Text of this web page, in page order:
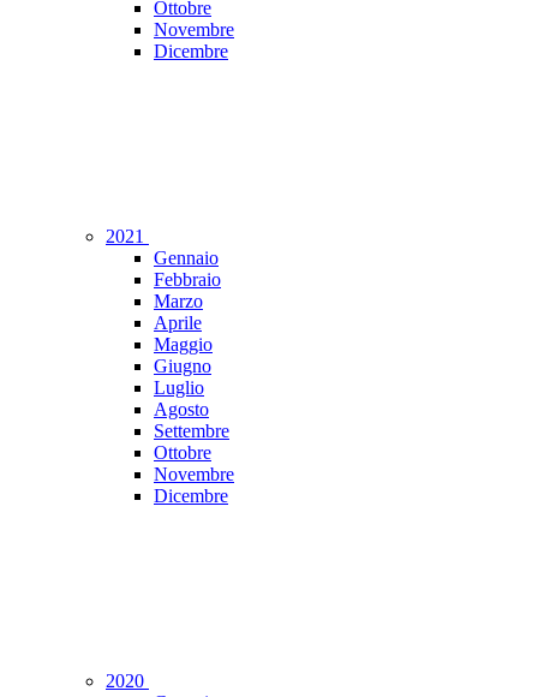
Ottobre
Novembre
Dicembre
2021
Gennaio
Febbraio
Marzo
Aprile
Maggio
Giugno
Luglio
Agosto
Settembre
Ottobre
Novembre
Dicembre
2020